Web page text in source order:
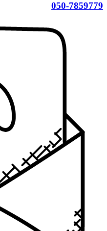
050-7859779